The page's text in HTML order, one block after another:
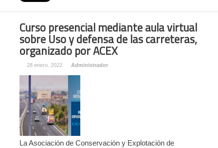
Curso presencial mediante aula virtual
sobre Uso y defensa de las carreteras,
organizado por ACEX
28 enero, 2022 Administrador
La Asociación de Conservación y Explotación de